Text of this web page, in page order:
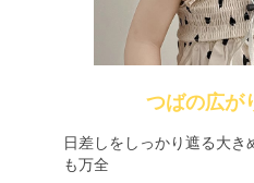
つばの広が
日差しをしっかり遮る大き
も万全